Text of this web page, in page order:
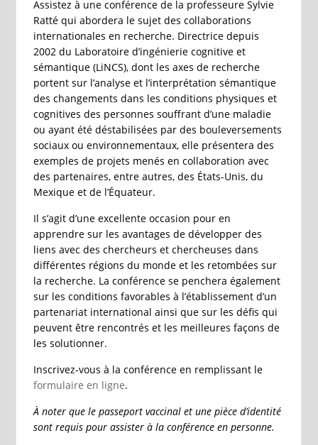
Assistez à une conférence de la professeure Sylvie
Ratté qui abordera le sujet des collaborations
internationales en recherche. Directrice depuis
2002 du Laboratoire d’ingénierie cognitive et
sémantique (LiNCS), dont les axes de recherche
portent sur l’analyse et l’interprétation sémantique
des changements dans les conditions physiques et
cognitives des personnes souffrant d’une maladie
ou ayant été déstabilisées par des bouleversements
sociaux ou environnementaux, elle présentera des
exemples de projets menés en collaboration avec
des partenaires, entre autres, des États-Unis, du
Mexique et de l’Équateur.
Il s’agit d’une excellente occasion pour en
apprendre sur les avantages de développer des
liens avec des chercheurs et chercheuses dans
différentes régions du monde et les retombées sur
la recherche. La conférence se penchera également
sur les conditions favorables à l’établissement d’un
partenariat international ainsi que sur les défis qui
peuvent être rencontrés et les meilleures façons de
les solutionner.
Inscrivez-vous à la conférence en remplissant le
formulaire en ligne.
À noter que le passeport vaccinal et une pièce d’identité
sont requis pour assister à la conférence en personne.